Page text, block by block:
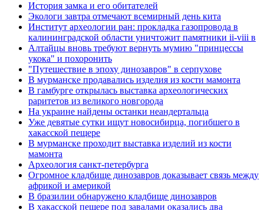
История замка и его обитателей
Экологи завтра отмечают всемирный день кита
Институт археологии ран: прокладка газопровода в
калининградской области уничтожит памятники ii-viii в
Алтайцы вновь требуют вернуть мумию "принцессы
укока" и похоронить
"Путешествие в эпоху динозавров" в серпухове
В мурманске продавались изделия из кости мамонта
В гамбурге открылась выставка археологических
раритетов из великого новгорода
На украине найдены останки неандертальца
Уже девятые сутки ищут новосибирца, погибшего в
хакасской пещере
В мурманске проходит выставка изделий из кости
мамонта
Археология санкт-петербурга
Огромное кладбище динозавров доказывает связь между
африкой и америкой
В бразилии обнаружено кладбище динозавров
В хакасской пещере под завалами оказались два